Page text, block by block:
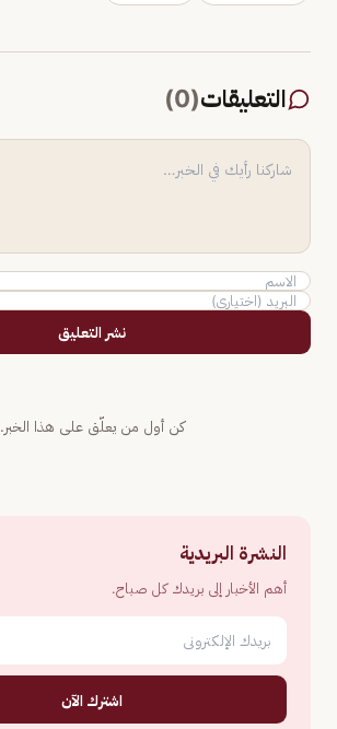
التعليقات(
0
)
نشر التعليق
كن أول من يعلّق على هذا الخبر.
النشرة البريدية
أهم الأخبار إلى بريدك كل صباح.
اشترك الآن